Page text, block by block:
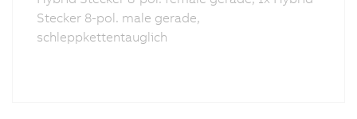
Stecker 8-pol. male gerade,
schleppkettentauglich